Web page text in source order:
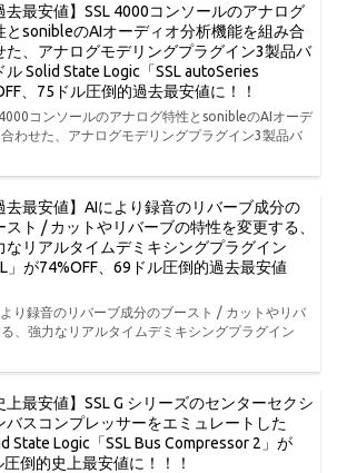
去最安値】SSL 4000コンソールのアナログ
とsonibleのAIオーディオ分析機能を組み合
た、アナログモデリングプラグイン3製品バ
ル Solid State Logic「SSL autoSeries
、75ドル圧倒的過去最安値に！！
4000コンソールのアナログ特性とsonibleのAIオーデ
わせた、アナログモデリングプラグイン3製品バ
去最安値】AIにより録音のリバーブ成分の
スト / カットやリバーブの特性を変更する、
なリアルタイムデミキシングプラグイン
」が74%OFF、69ドル圧倒的過去最安値
より録音のリバーブ成分のブースト / カットやリバ
、強力なリアルタイムデミキシングプラグイン
上最安値】SSL G シリーズのセンターセクシ
バスコンプレッサーをエミュレートした
State Logic「SSL Bus Compressor 2」が
倒的史上最安値に！！！